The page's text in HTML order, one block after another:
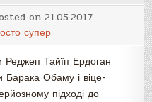
on 21.05.2017
супер
Реджеп Тайїп Ердоган
Барака Обаму і віце-
підході до